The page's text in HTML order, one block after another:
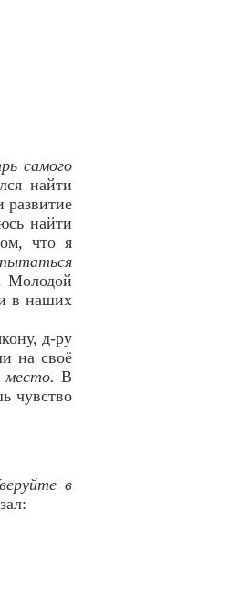
самого
найти
развитие
найти
что я
Молодой
в наших
д-ру
на своё
место. В
чувство
в